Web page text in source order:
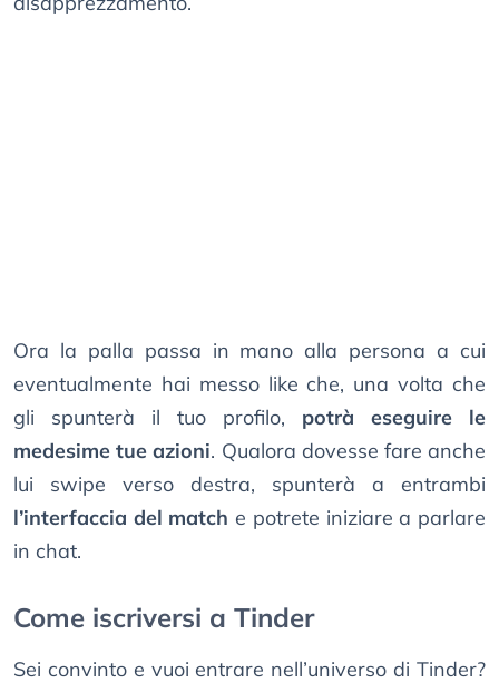
Ora la palla passa in mano alla persona a cui
eventualmente hai messo like che, una volta che
gli spunterà il tuo profilo, potrà eseguire le
medesime tue azioni. Qualora dovesse fare anche
lui swipe verso destra, spunterà a entrambi
l’interfaccia del match e potrete iniziare a parlare
in chat.
Come iscriversi a Tinder
Sei convinto e vuoi entrare nell’universo di Tinder?